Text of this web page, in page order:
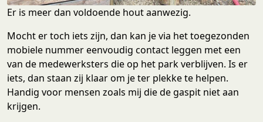
Er is meer dan voldoende hout aanwezig.
Mocht er toch iets zijn, dan kan je via het toegezonden
mobiele nummer eenvoudig contact leggen met een
van de medewerksters die op het park verblijven. Is er
iets, dan staan zij klaar om je ter plekke te helpen.
Handig voor mensen zoals mij die de gaspit niet aan
krijgen.